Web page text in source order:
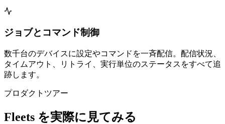
ジョブとコマンド制御
数千台のデバイスに設定やコマンドを一斉配信。配信状況、
タイムアウト、リトライ、実行単位のステータスをすべて追
跡します。
プロダクトツアー
Fleets を実際に見てみる